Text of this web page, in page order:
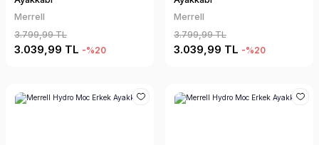
Merrell
3.799,99 TL
3.039,99 TL -%20
Merrell
3.799,99 TL
3.039,99 TL -%20